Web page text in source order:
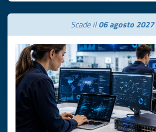
Scade il06 agosto 2027